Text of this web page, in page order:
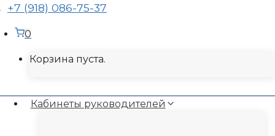
+7 (918) 086-75-37
0
Корзина пуста.
Кабинеты руководителей